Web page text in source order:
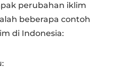
perubahan iklim
beberapa contoh
di Indonesia: